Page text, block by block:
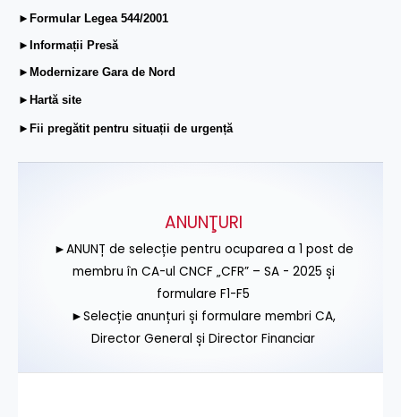
►Formular Legea 544/2001
►Informații Presă
►Modernizare Gara de Nord
►Hartă site
►Fii pregătit pentru situații de urgență
ANUNŢURI
►ANUNȚ de selecție pentru ocuparea a 1 post de
membru în CA-ul CNCF „CFR” – SA - 2025 și
formulare F1-F5
►Selecție anunțuri și formulare membri CA,
Director General și Director Financiar